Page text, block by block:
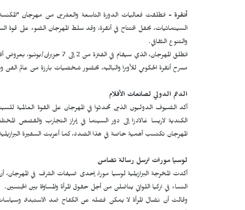
أنقرة - انطلقت فعاليات الدورة التاسعة والعشرين من مهرجان "المكنسة
السينمائيات، بحفل افتتاح في أنقرة، وقد سلط المهرجان الضوء على قوة
والتنوع الثقافي.
انطلق المهرجان، الذي سيقام في
مسرح أنقرة الحكومي للأوبرا والباليه، بحضور شخصيات بارزة من عالم الفن
الدعم الدولي لصانعات الأفلام
أكد الضيوف الدوليون الذين تحدثوا في المهرجان على القوة العالمية
الكندية لاريسا غالادزا إلى دور السينما في إبراز التجارب والقصص
المهرجان تكتسب أهمية خاصة في هذا الصدد، كما أعربت السفيرة
لوسيا مورات ترسل رسالة تضامن
أكدت المخرجة البرازيلية لوسيا مورا، إحدى ضيفات الشرف في المهرجان،
النساء في تركيا اللواتي يناضلن من أجل حقوق المرأة والمساواة بين الجنسين.
وقالت أن نضال المرأة لا يمكن فصله عن الكفاح ضد الاستبداد وسياسات